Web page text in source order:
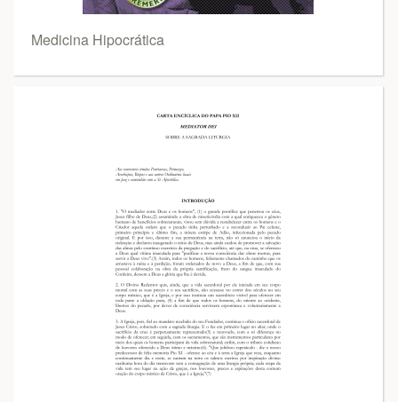
Medicina Hipocrática